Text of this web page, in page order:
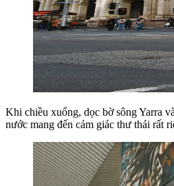
Khi chiều xuống, dọc bờ sông Yarra
nước mang đến cảm giác thư thái rất